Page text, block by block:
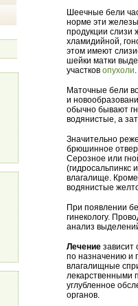
Шеечные бели
норме эти
продукции слизи
хламидийной,
этом имеют
шейки матки
участков опухоли.
Маточные бели
и
обычно бывают
водянистые, а
Значительно
брюшинное
Серозное или
(гидросальпинкс
влагалище.
водянистые
При появлении
гинекологу.
анализ
Лечение зависит
по назначению и
влагалищные
лекарственными
углубленное
органов.